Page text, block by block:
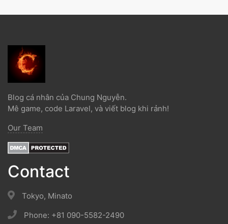
Blog cá nhân của Chung Nguyễn.
Mê game, code Laravel, và viết blog khi rảnh!
Our Team
Contact
Tokyo, Minato
Phone: +81 090-5582-2490